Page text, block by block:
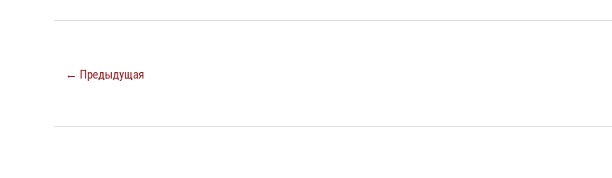
← Предыдущая